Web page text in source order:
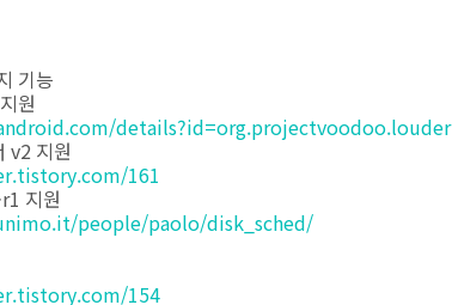
기능
원
details?id=org.projectvoodoo.louder
v2 지원
161
지원
people/paolo/disk_sched/
154